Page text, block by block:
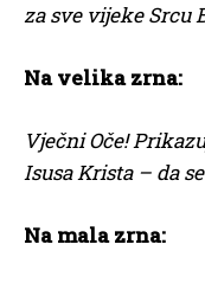
za sve vijeke Srcu
Na velika zrna:
Vječni Oče!
Isusa Krista – da
Na mala zrna: